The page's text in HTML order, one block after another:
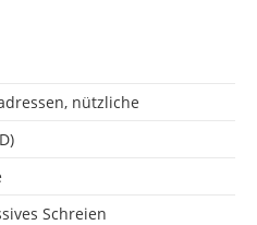
nützliche
Schreien